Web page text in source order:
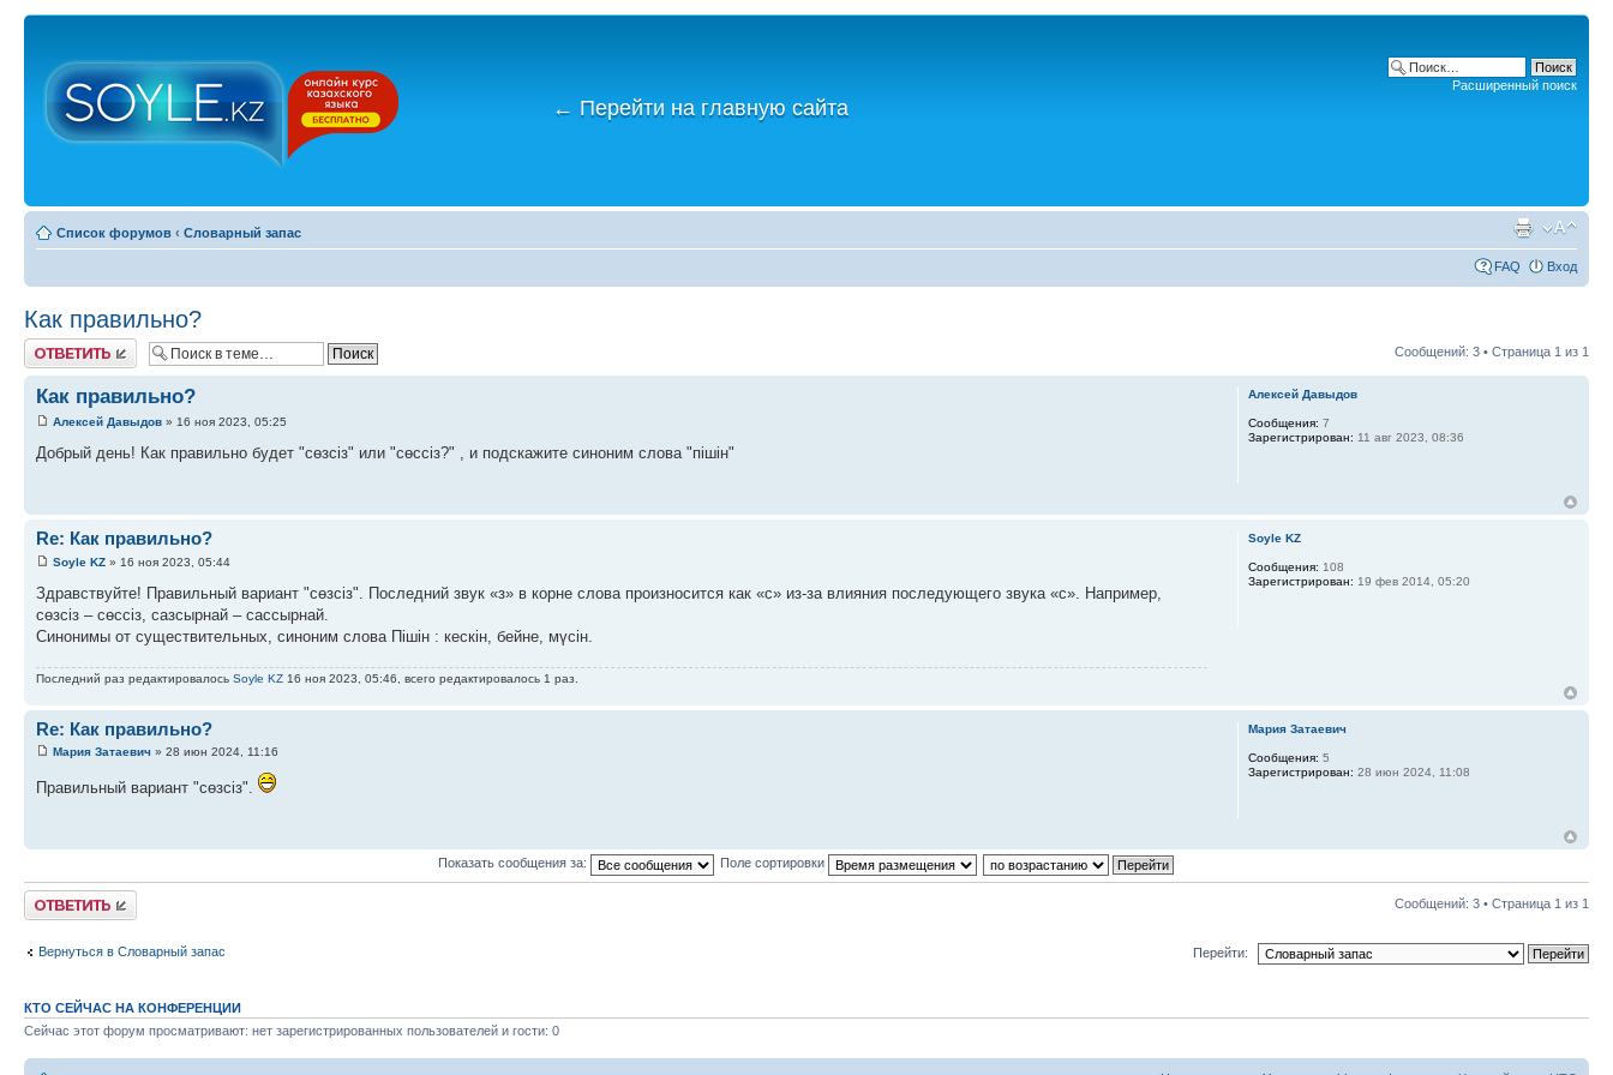
← Перейти на главную сайта
Расширенный поиск
Список форумов ‹ Словарный запас
FAQ Вход
Как правильно?
Ответить Сообщений: 3 • Страница 1 из 1
Как правильно?
Алексей Давыдов » 16 ноя 2023, 05:25
Добрый день! Как правильно будет "сөзсіз" или "сөссіз?" , и подскажите синоним слова "пішін"
Алексей Давыдов
Сообщения: 7
Зарегистрирован: 11 авг 2023, 08:36
Re: Как правильно?
Soyle KZ » 16 ноя 2023, 05:44
Здравствуйте! Правильный вариант "сөзсіз". Последний звук «з» в корне слова произносится как «с» из-за влияния последующего звука «с». Например,
сөзсіз – сөссіз, сазсырнай – сассырнай.
Синонимы от существительных, синоним слова Пішін : кескін, бейне, мүсін.
Последний раз редактировалось Soyle KZ 16 ноя 2023, 05:46, всего редактировалось 1 раз.
Soyle KZ
Сообщения: 108
Зарегистрирован: 19 фев 2014, 05:20
Re: Как правильно?
Мария Затаевич » 28 июн 2024, 11:16
Правильный вариант "сөзсіз".
Мария Затаевич
Сообщения: 5
Зарегистрирован: 28 июн 2024, 11:08
Показать сообщения за: Поле сортировки
Ответить Сообщений: 3 • Страница 1 из 1
Вернуться в Словарный запас Перейти:
КТО СЕЙЧАС НА КОНФЕРЕНЦИИ
Сейчас этот форум просматривают: нет зарегистрированных пользователей и гости: 0